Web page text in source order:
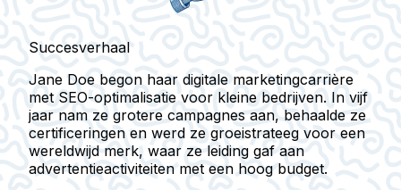
Succesverhaal
Jane Doe begon haar digitale marketingcarrière
met SEO-optimalisatie voor kleine bedrijven. In vijf
jaar nam ze grotere campagnes aan, behaalde ze
certificeringen en werd ze groeistrateeg voor een
wereldwijd merk, waar ze leiding gaf aan
advertentieactiviteiten met een hoog budget.